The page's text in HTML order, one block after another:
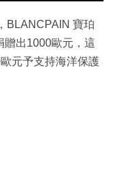
BLANCPAIN 寶珀
贈出1000歐元，這
元予支持海洋保護